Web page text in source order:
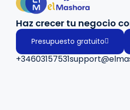
Haz crecer tu negocio
Presupuesto gratuito
+34603157531